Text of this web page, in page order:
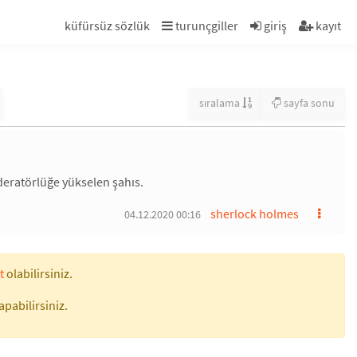
küfürsüz sözlük turunçgiller giriş kayıt
sıralama sayfa sonu
yükselen şahıs.
sherlock holmes
04.12.2020 00:16
olabilirsiniz.